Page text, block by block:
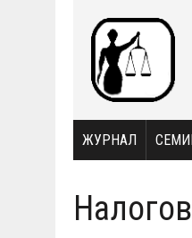
ЖУРНАЛ